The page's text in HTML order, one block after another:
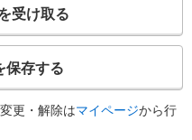
受け取る
保存する
更・解除はマイページから行